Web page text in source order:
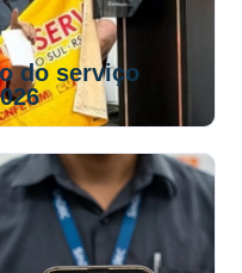
do serviço